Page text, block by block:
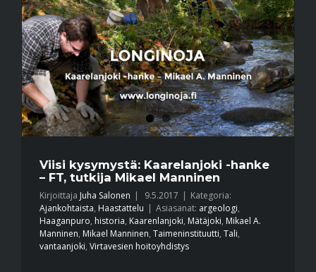
Viisi kysymystä: Kaarelanjoki -hanke
– FT, tutkija Mikael Manninen
Kirjoittaja Juha Salonen | 9.5.2017 | Kategoria:
Ajankohtaista, Haastattelu | Asiasanat: argeologi,
Haaganpuro, historia, Kaarenlanjoki, Mätäjoki, Mikael A.
Manninen, Mikael Manninen, Taimeninstituutti, Tali,
vantaanjoki, Virtavesien hoitoyhdistys